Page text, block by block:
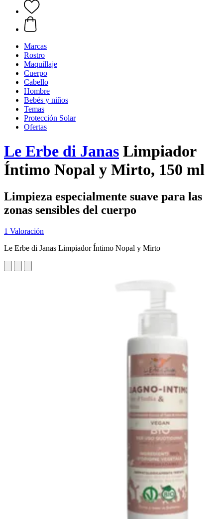
Marcas
Rostro
Maquillaje
Cuerpo
Cabello
Hombre
Bebés y niños
Temas
Protección Solar
Ofertas
Le Erbe di Janas Limpiador
Íntimo Nopal y Mirto, 150 ml
Limpieza especialmente suave para las
zonas sensibles del cuerpo
1 Valoración
Le Erbe di Janas Limpiador Íntimo Nopal y Mirto